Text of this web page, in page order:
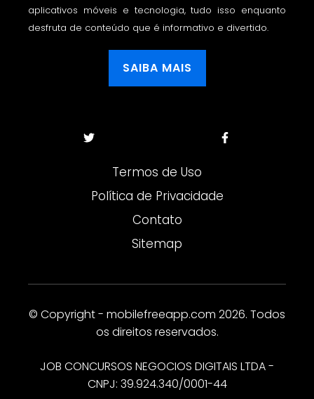
aplicativos móveis e tecnologia, tudo isso enquanto
desfruta de conteúdo que é informativo e divertido.
SAIBA MAIS
Termos de Uso
Política de Privacidade
Contato
Sitemap
© Copyright - mobilefreeapp.com 2026. Todos
os direitos reservados.
JOB CONCURSOS NEGOCIOS DIGITAIS LTDA -
CNPJ: 39.924.340/0001-44